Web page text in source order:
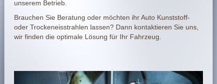
unserem Betrieb.
Brauchen Sie Beratung oder möchten ihr Auto Kunststoff-
oder Trockeneisstrahlen lassen? Dann kontaktieren Sie uns,
wir finden die optimale Lösung für Ihr Fahrzeug.